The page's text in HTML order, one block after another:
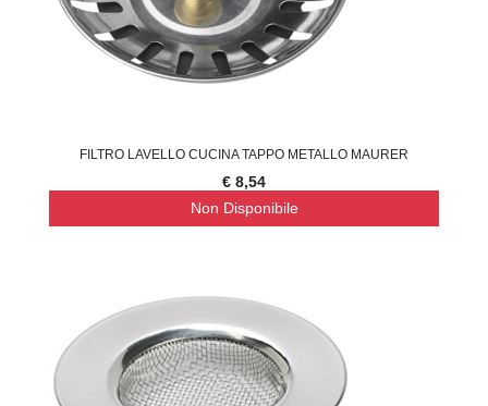
FILTRO LAVELLO CUCINA TAPPO METALLO MAURER
€ 8,54
Non Disponibile